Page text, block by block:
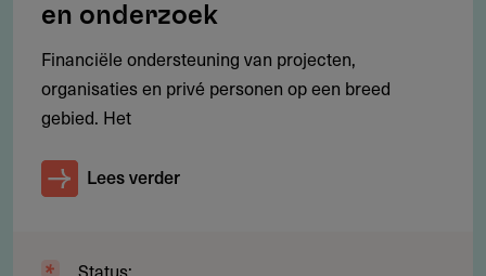
De aanvraag moet betrekking hebben op bovenstaande
activiteiten.
en onderzoek
Financiële ondersteuning van projecten,
organisaties en privé personen op een breed
gebied. Het
Lees verder
Status: